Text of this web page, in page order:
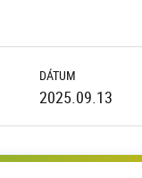
DÁTUM
2025.09.13